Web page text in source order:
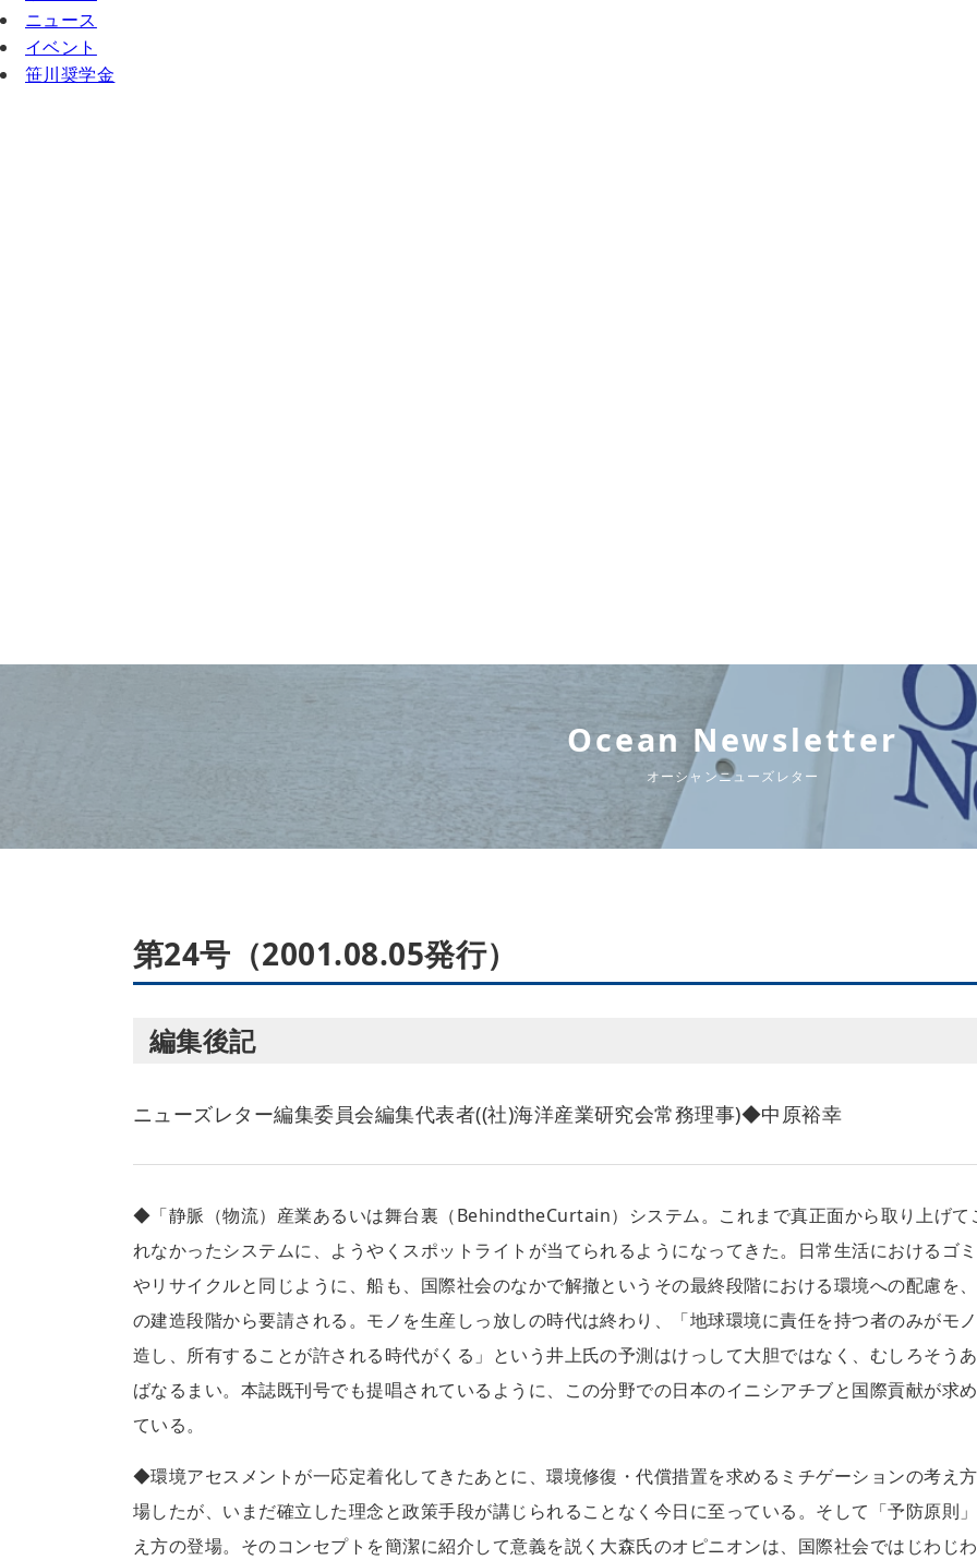
ニュース
イベント
笹川奨学金
Ocean Newsletter
オーシャンニューズレター
第24号（2001.08.05発行）
編集後記
ニューズレター編集委員会編集代表者((社)海洋産業研究会常務理事)◆中原裕幸
◆「静脈（物流）産業あるいは舞台裏（BehindtheCurtain）システム。これまで真正面から取り上げて
れなかったシステムに、ようやくスポットライトが当てられるようになってきた。日常生活におけるゴ
やリサイクルと同じように、船も、国際社会のなかで解撤というその最終段階における環境への配慮を
の建造段階から要請される。モノを生産しっ放しの時代は終わり、「地球環境に責任を持つ者のみがモ
造し、所有することが許される時代がくる」という井上氏の予測はけっして大胆ではなく、むしろそう
ばなるまい。本誌既刊号でも提唱されているように、この分野での日本のイニシアチブと国際貢献が求
ている。
◆環境アセスメントが一応定着化してきたあとに、環境修復・代償措置を求めるミチゲーションの考え
場したが、いまだ確立した理念と政策手段が講じられることなく今日に至っている。そして「予防原則
え方の登場。そのコンセプトを簡潔に紹介して意義を説く大森氏のオピニオンは、国際社会ではじわじ